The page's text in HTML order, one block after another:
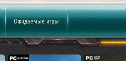
Ожидаемые игры